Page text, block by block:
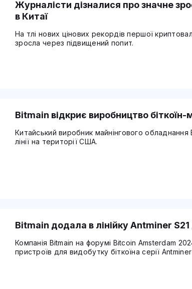
Журналісти дізналися про значне
в Китаї
На тлі нових цінових рекордів першої
зросла через підвищений попит.
Bitmain відкриє виробництво
Китайський виробник майнінгового
лінії на території США.
Bitmain додала в лінійку Antminer
Компанія Bitmain на форумі Bitcoin Amsterdam
пристроїв для видобутку біткоїна серії Antminer